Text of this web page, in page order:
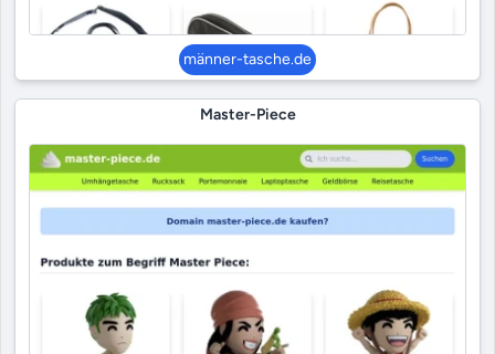
männer-tasche.de
Master-Piece